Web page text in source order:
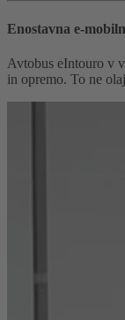
Enostavna e-
Avtobus eIntouro v
in opremo. To ne